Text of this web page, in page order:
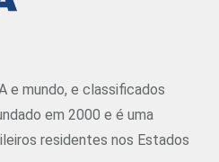
e mundo, e classificados
em 2000 e é uma
residentes nos Estados